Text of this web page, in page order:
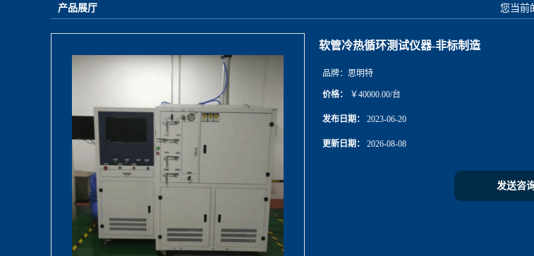
产品展厅 您当前
软管冷热循环测试仪器-非标制造
品牌： 思明特
价格： ￥40000.00/台
发布日期： 2023-06-20
更新日期： 2026-08-08
发送咨